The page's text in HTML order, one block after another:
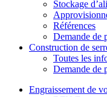
Stockage
Références
Demande de
Construction de
Toutes les
Demande de
Engraissement de